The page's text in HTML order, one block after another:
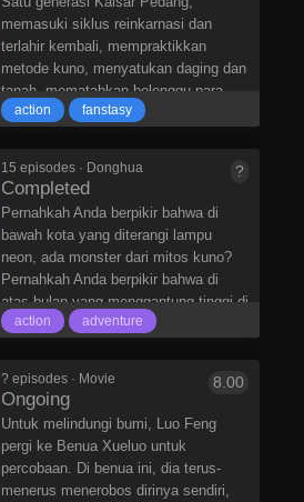
memasuki siklus reinkarnasi dan
terlahir kembali, mempraktikkan
metode kuno, menyatukan daging dan
tanah, mematahkan belenggu para
dewa, dan menghancurkan konspirasi
action fanstasy
15 episodes · Donghua
Completed
?
Pernahkah Anda berpikir bahwa di
bawah kota yang diterangi lampu
neon, ada monster dari mitos kuno?
Pernahkah Anda berpikir bahwa di
atas bulan yang menggantung tinggi di
atas kepala dunia, ada dewa yang
kota modern yang bergelombang, ada
orang-orang luar biasa yang berjalan di
dunia atas nama dewa? Dalam
masyarakat yang diperintah oleh
manusia, ada banyak hal aneh; Di
action adventure
? episodes · Movie
Ongoing
8.00
Untuk melindungi bumi, Luo Feng
pergi ke Benua Xueluo untuk
percobaan. Di benua ini, dia terus-
menerus menerobos dirinya sendiri,